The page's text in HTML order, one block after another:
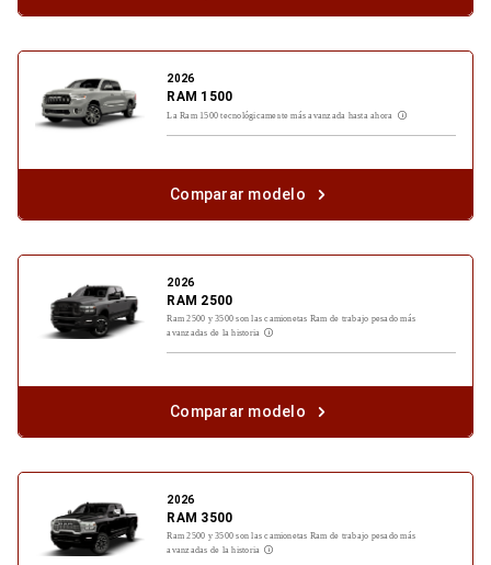
2026
RAM 1500
La Ram 1500 tecnológicamente más avanzada hasta ahora Disclosure
Comparar modelo
2026
RAM 2500
Ram 2500 y 3500 son las camionetas Ram de trabajo pesado más
avanzadas de la historia
Disclosure
Comparar modelo
2026
RAM 3500
Ram 2500 y 3500 son las camionetas Ram de trabajo pesado más
avanzadas de la historia
Disclosure